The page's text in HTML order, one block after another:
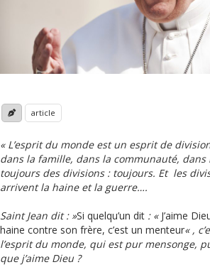
article
« L’esprit du monde est un esprit de
dans la famille, dans la communauté, dans
toujours des divisions : toujours. Et les
arrivent la haine et la guerre….
Saint Jean dit : »Si quelqu’un dit : « J’aime
haine contre son frère, c’est un menteur« ,
l’esprit du monde, qui est pur mensonge,
que j’aime Dieu ?